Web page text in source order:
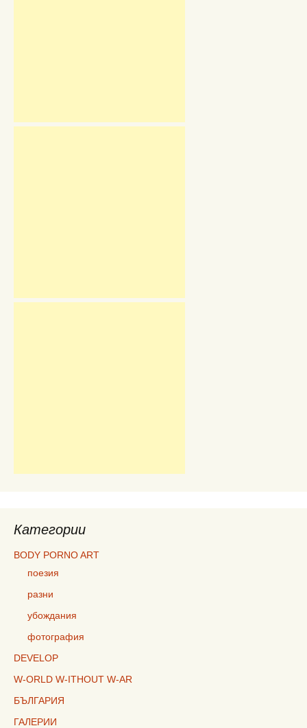
Категории
BODY PORNO ART
поезия
разни
убождания
фотография
DEVELOP
W-ORLD W-ITHOUT W-AR
БЪЛГАРИЯ
ГАЛЕРИИ